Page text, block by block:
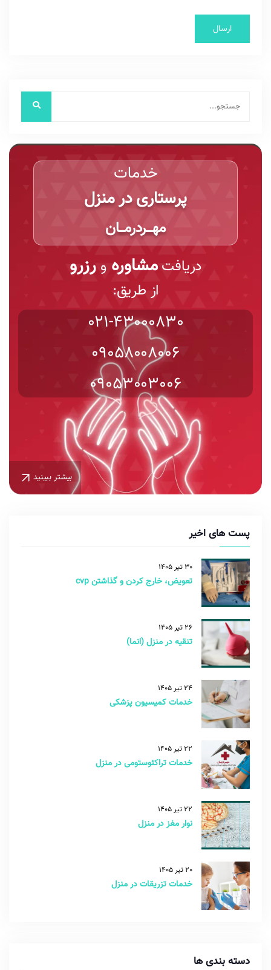
خدمات
پرستاری در منزل
مهـــردرمـــان
دریافتمشاورهو رزرو
از طریق:
021-43000830
09058008006
09053003006
بیشتر ببینید
پست های اخیر
30 تیر 1405
تعویض، خارج کردن و گذاشتن cvp
26 تیر 1405
تنقیه در منزل (انما)
24 تیر 1405
خدمات کمیسیون پزشکی
22 تیر 1405
خدمات تراکئوستومی در منزل
22 تیر 1405
نوار مغز در منزل
20 تیر 1405
خدمات تزریقات در منزل
دسته بندی ها